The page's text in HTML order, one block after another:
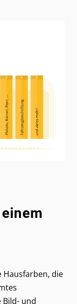
Hausfarben, die
Bild- und